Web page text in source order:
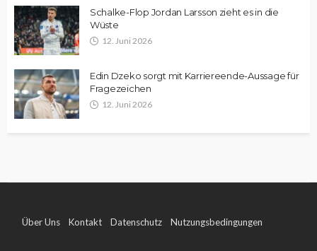
Schalke-Flop Jordan Larsson zieht es in die
Wüste
12. Juni 2026
Edin Dzeko sorgt mit Karriereende-Aussage für
Fragezeichen
12. Juni 2026
Über Uns Kontakt Datenschutz Nutzungsbedingungen